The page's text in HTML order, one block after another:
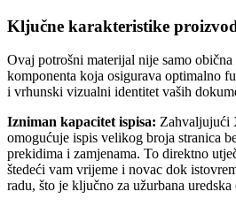
Ključne karakteristike
Ovaj potrošni materijal nije samo
komponenta koja osigurava optimalno
i vrhunski vizualni identitet vaših
Izniman kapacitet ispisa: Zahvaljujući
omogućuje ispis velikog broja stranica
prekidima i zamjenama. To direktno
štedeći vam vrijeme i novac dok
radu, što je ključno za užurbana uredska